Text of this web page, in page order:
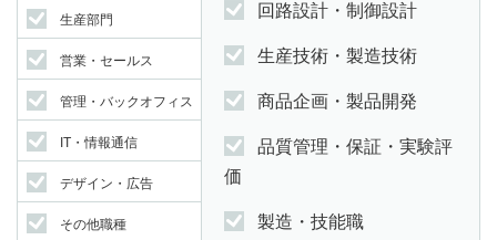
生産部門
営業・セールス
管理・バックオフィス
IT・情報通信
デザイン・広告
その他職種
回路設計・制御設計
生産技術・製造技術
商品企画・製品開発
品質管理・保証・実験評
価
製造・技能職